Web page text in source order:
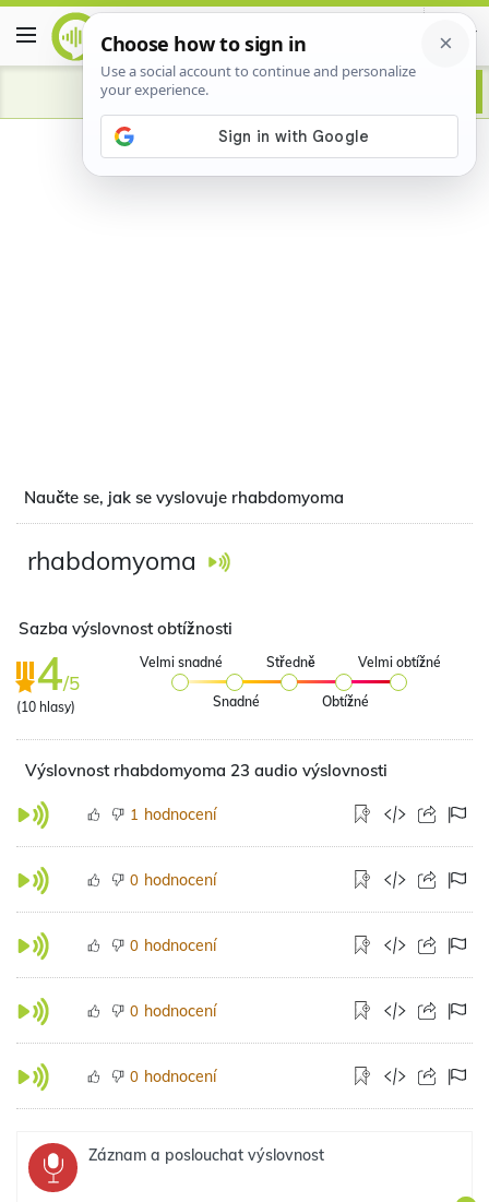
Advertisement
Naučte se, jak se vyslovuje rhabdomyoma
rhabdomyoma
Sazba výslovnost obtížnosti
4/5
(10 hlasy)
Velmi snadné
Snadné
Středně
Obtížné
Velmi obtížné
Výslovnost rhabdomyoma 23 audio výslovnosti
1 hodnocení
0 hodnocení
0 hodnocení
0 hodnocení
0 hodnocení
Záznam a poslouchat výslovnost